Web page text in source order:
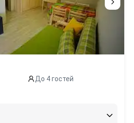
До 4 гостей